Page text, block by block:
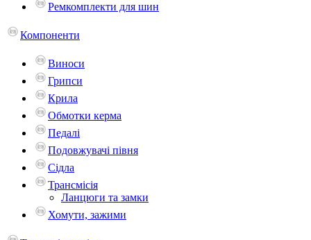
Ремкомплекти для шин
Компоненти
Виноси
Грипси
Крила
Обмотки керма
Педалі
Подовжувачі півня
Сідла
Трансмісія
Ланцюги та замки
Хомути, зажими